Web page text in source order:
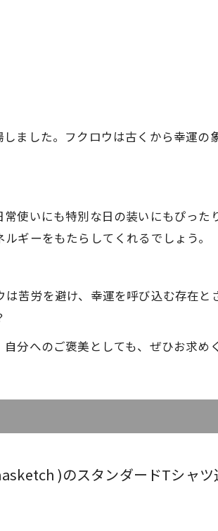
ました。フクロウは古くから幸運の
使いにも特別な日の装いにもぴった
ギーをもたらしてくれるでしょう。
苦労を避け、幸運を呼び込む存在と
分へのご褒美としても、ぜひお求め
)のスタンダードTシャ